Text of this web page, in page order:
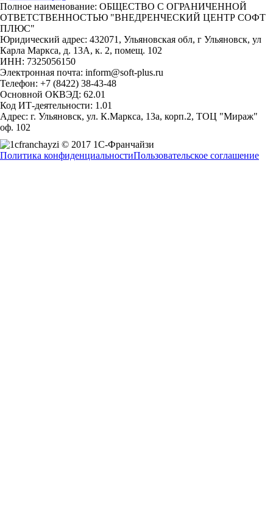
Полное наименование: ОБЩЕСТВО С ОГРАНИЧЕННОЙ
ОТВЕТСТВЕННОСТЬЮ "ВНЕДРЕНЧЕСКИЙ ЦЕНТР СОФТ
ПЛЮС"
Юридический адрес: 432071, Ульяновская обл, г Ульяновск, ул
Карла Маркса, д. 13А, к. 2, помещ. 102
ИНН: 7325056150
Электронная почта: inform@soft-plus.ru
Телефон: +7 (8422) 38-43-48
Основной ОКВЭД: 62.01
Код ИТ-деятельности: 1.01
Адрес: г. Ульяновск, ул. К.Маркса, 13а, корп.2, ТОЦ "Мираж"
оф. 102
© 2017 1С-Франчайзи
Политика конфиденциальностиПользовательское соглашение